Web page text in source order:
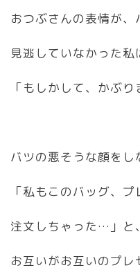
おつぶさんの表情が
見逃していなかった私
「もしかして、かぶ
バツの悪そうな顔をし
「私もこのバッグ、
注文しちゃった…」と
お互いがお互いのプレ